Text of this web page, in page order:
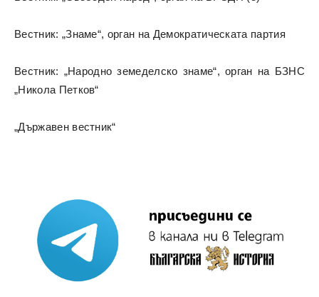
Вестник: „Знаме“, орган на Демократическата партия
Вестник: „Народно земеделско знаме“, орган на БЗНС
„Никола Петков“
„Държавен вестник“